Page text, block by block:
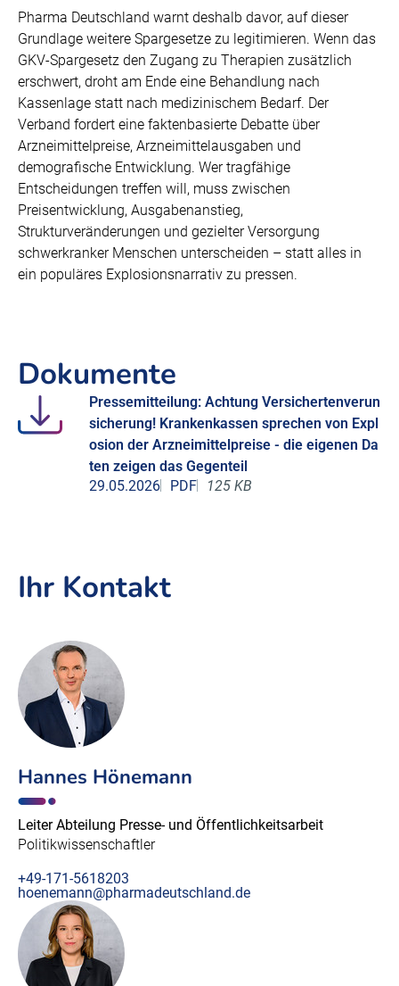
Pharma Deutschland warnt deshalb davor, auf dieser
Grundlage weitere Spargesetze zu legitimieren. Wenn das
GKV-Spargesetz den Zugang zu Therapien zusätzlich
erschwert, droht am Ende eine Behandlung nach
Kassenlage statt nach medizinischem Bedarf. Der
Verband fordert eine faktenbasierte Debatte über
Arzneimittelpreise, Arzneimittelausgaben und
demografische Entwicklung. Wer tragfähige
Entscheidungen treffen will, muss zwischen
Preisentwicklung, Ausgabenanstieg,
Strukturveränderungen und gezielter Versorgung
schwerkranker Menschen unterscheiden – statt alles in
ein populäres Explosionsnarrativ zu pressen.
Dokumente
Pressemitteilung: Achtung Versichertenverun
sicherung! Krankenkassen sprechen von Expl
osion der Arzneimittelpreise - die eigenen Da
ten zeigen das Gegenteil
29.05.2026
PDF 125 KB
Ihr Kontakt
Hannes Hönemann
Leiter Abteilung Presse- und Öffentlichkeitsarbeit
Politikwissenschaftler
+49-171-5618203
hoenemann@pharmadeutschland.de